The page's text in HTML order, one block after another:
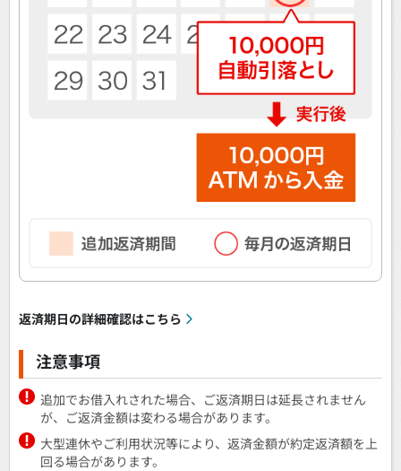
返済期日の詳細確認はこちら
注意事項
追加でお借入れされた場合、ご返済期日は延長されません
が、ご返済金額は変わる場合があります。
大型連休やご利用状況等により、返済金額が約定返済額を上
回る場合があります。